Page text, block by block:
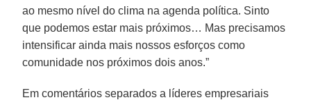
ao mesmo nível do clima na agenda política. Sinto
que podemos estar mais próximos… Mas precisamos
intensificar ainda mais nossos esforços como
comunidade nos próximos dois anos.”
Em comentários separados a líderes empresariais